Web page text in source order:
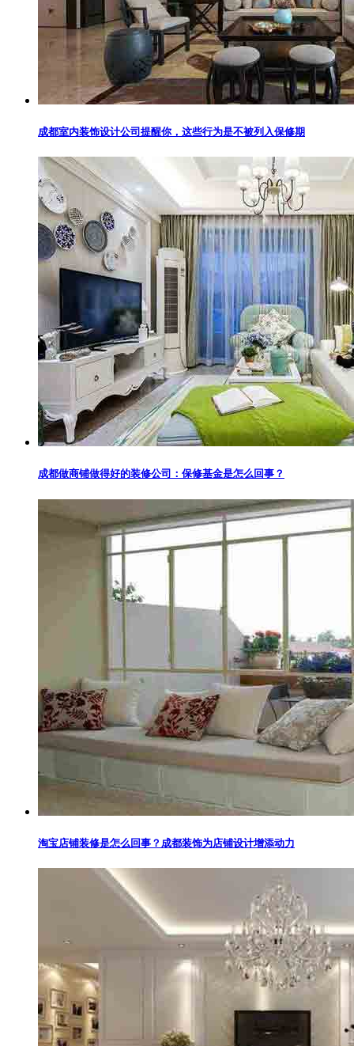
成都室内装饰设计公司提醒你，这些行为是不被列入保修期
成都做商铺做得好的装修公司：保修基金是怎么回事？
淘宝店铺装修是怎么回事？成都装饰为店铺设计增添动力